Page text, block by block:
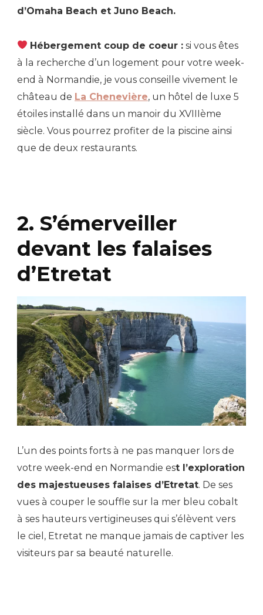
d’Omaha Beach et Juno Beach.
Hébergement coup de coeur : si vous êtes
à la recherche d’un logement pour votre week-
end à Normandie, je vous conseille vivement le
château de La Chenevière, un hôtel de luxe 5
étoiles installé dans un manoir du XVIIIème
siècle. Vous pourrez profiter de la piscine ainsi
que de deux restaurants.
2. S’émerveiller
devant les falaises
d’Etretat
L’un des points forts à ne pas manquer lors de
votre week-end en Normandie est l’exploration
des majestueuses falaises d’Etretat. De ses
vues à couper le souffle sur la mer bleu cobalt
à ses hauteurs vertigineuses qui s’élèvent vers
le ciel, Etretat ne manque jamais de captiver les
visiteurs par sa beauté naturelle.